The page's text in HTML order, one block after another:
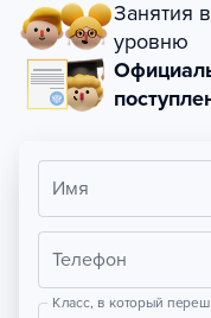
Занятия
уровню
Имя
Телефон
Класс, в который